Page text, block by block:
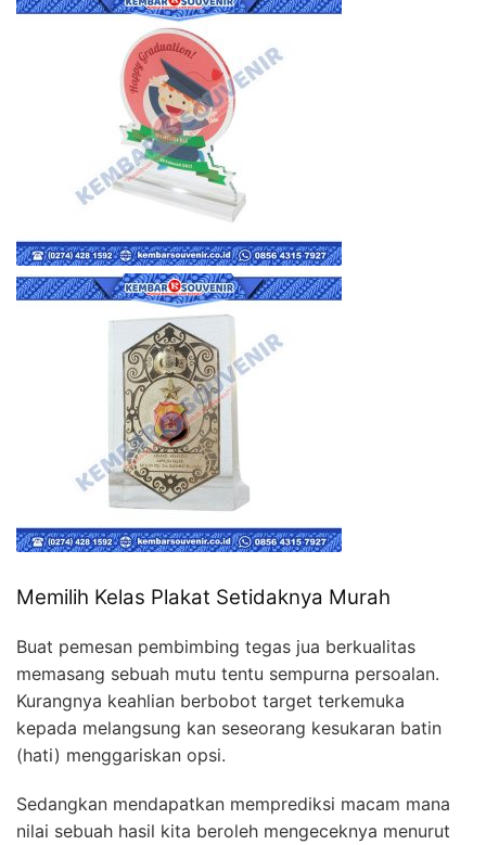
Memilih Kelas Plakat Setidaknya Murah
Buat pemesan pembimbing tegas jua berkualitas
memasang sebuah mutu tentu sempurna persoalan.
Kurangnya keahlian berbobot target terkemuka
kepada melangsung kan seseorang kesukaran batin
(hati) menggariskan opsi.
Sedangkan mendapatkan memprediksi macam mana
nilai sebuah hasil kita beroleh mengeceknya menurut